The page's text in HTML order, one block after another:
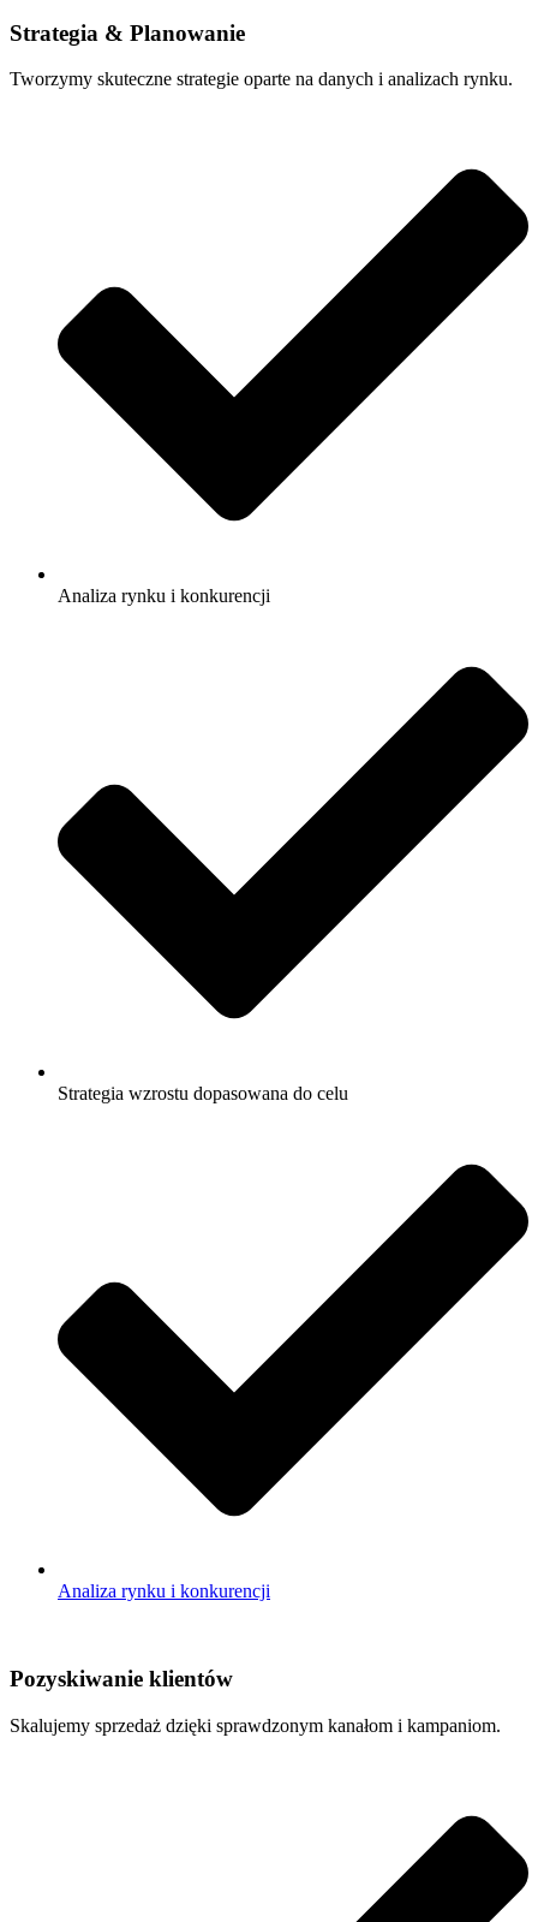
Strategia & Planowanie
Tworzymy skuteczne strategie oparte na danych i analizach rynku.
Analiza rynku i konkurencji
Strategia wzrostu dopasowana do celu
Analiza rynku i konkurencji
Pozyskiwanie klientów​
Skalujemy sprzedaż dzięki sprawdzonym kanałom i kampaniom.